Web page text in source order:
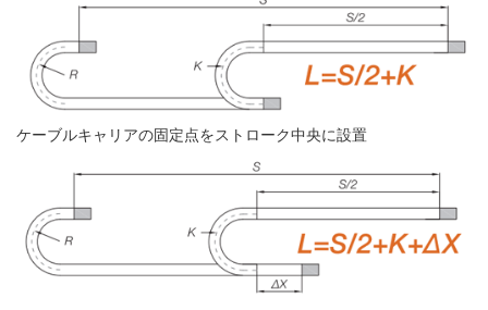
ケーブルキャリアの固定点をストローク中央に設置